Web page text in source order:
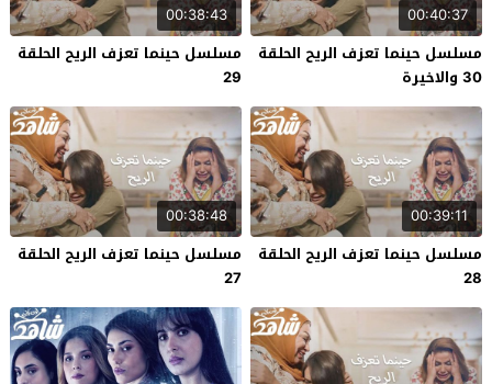
00:40:37
مسلسل حينما تعزف الريح الحلقة
30 والاخيرة
00:38:43
مسلسل حينما تعزف الريح الحلقة
29
00:39:11
مسلسل حينما تعزف الريح الحلقة
28
00:38:48
مسلسل حينما تعزف الريح الحلقة
27